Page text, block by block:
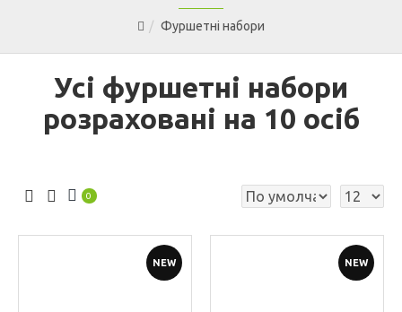
Фуршетні набори
Усі фуршетні набори
розраховані на 10 осіб
0
NEW NEW